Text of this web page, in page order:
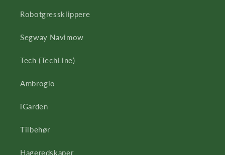
Robotgressklippere
Segway Navimow
Tech (TechLine)
Ambrogio
iGarden
Tilbehør
Hageredskaper